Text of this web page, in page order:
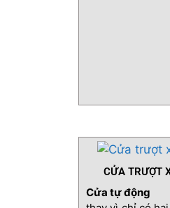
CỬA TRƯỢT
Cửa tự động